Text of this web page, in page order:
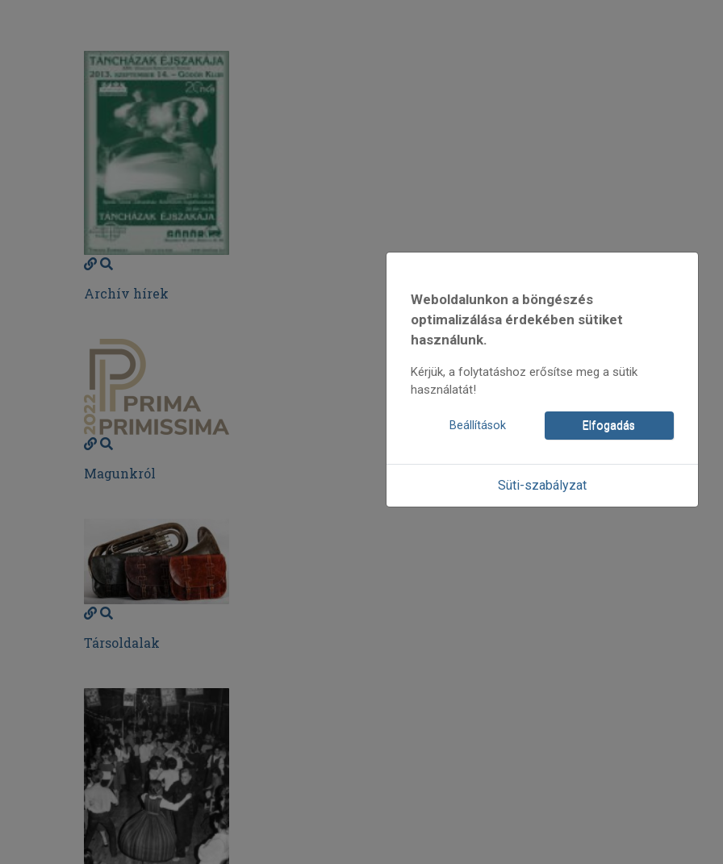
Weboldalunkon a böngészés
optimalizálása érdekében sütiket
használunk.
Kérjük, a folytatáshoz erősítse meg a sütik
használatát!
Beállítások Elfogadás
Süti-szabályzat
Archív hírek
Magunkról
Társoldalak